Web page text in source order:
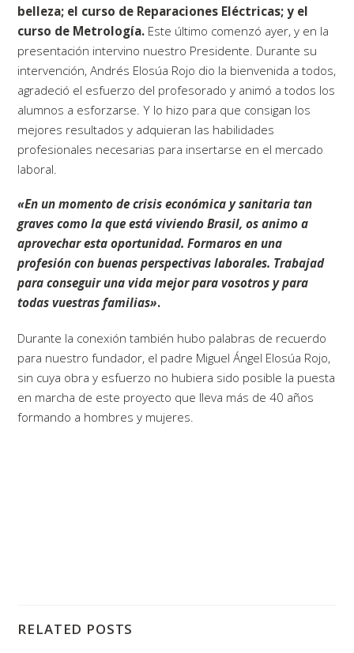
belleza; el curso de Reparaciones Eléctricas; y el
curso de Metrología. Este último comenzó ayer, y en la
presentación intervino nuestro Presidente. Durante su
intervención, Andrés Elosúa Rojo dio la bienvenida a todos,
agradeció el esfuerzo del profesorado y animó a todos los
alumnos a esforzarse. Y lo hizo para que consigan los
mejores resultados y adquieran las habilidades
profesionales necesarias para insertarse en el mercado
laboral.
«En un momento de crisis económica y sanitaria tan
graves como la que está viviendo Brasil, os animo a
aprovechar esta oportunidad. Formaros en una
profesión con buenas perspectivas laborales. Trabajad
para conseguir una vida mejor para vosotros y para
todas vuestras familias».
Durante la conexión también hubo palabras de recuerdo
para nuestro fundador, el padre Miguel Ángel Elosúa Rojo,
sin cuya obra y esfuerzo no hubiera sido posible la puesta
en marcha de este proyecto que lleva más de 40 años
formando a hombres y mujeres.
RELATED POSTS